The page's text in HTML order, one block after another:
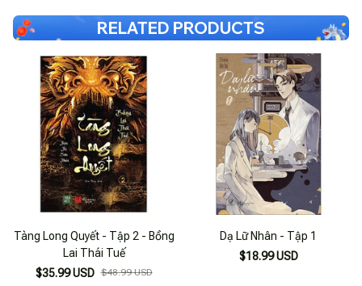
RELATED PRODUCTS
Tàng Long Quyết - Tập 2 - Bồng
Lai Thái Tuế
$35.99 USD $48.99 USD
Dạ Lữ Nhân - Tập 1
$18.99 USD